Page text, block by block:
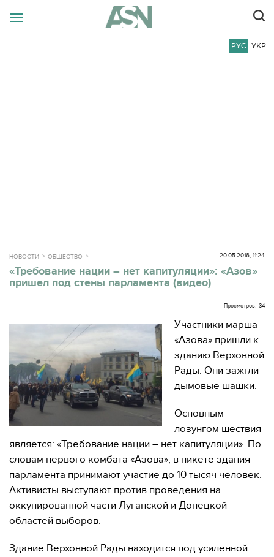
РУС УКР
НОВОСТИ ОБЩЕСТВО 20.05.2016, 11:24
«Требование нации – нет капитуляции»: «Азов»
пришел под стены парламента (видео)
Просмотров: 34
Участники марша
«Азова» пришли к
зданию Верховной
Рады. Они зажгли
дымовые шашки.
Основным
лозунгом шествия
является: «Требование нации – нет капитуляции». По
словам первого комбата «Азова», в пикете здания
парламента принимают участие до 10 тысяч человек.
Активисты выступают против проведения на
оккупированной части Луганской и Донецкой
областей выборов.
Здание Верховной Рады находится под усиленной